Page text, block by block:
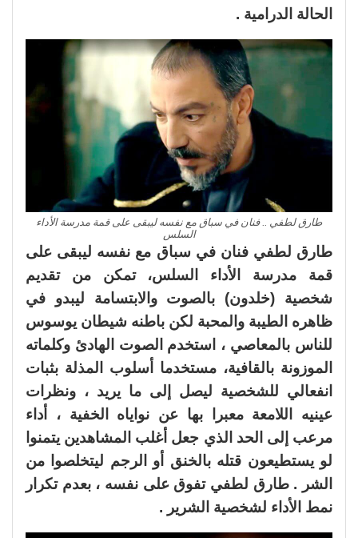
الحالة الدرامية .
طارق لطفي .. فنان في سباق مع نفسه ليبقى على قمة مدرسة الأداء
السلس
طارق لطفي فنان في سباق مع نفسه ليبقى على
قمة مدرسة الأداء السلس، تمكن من تقديم
شخصية (خلدون) بالصوت والابتسامة ليبدو في
ظاهره الطيبة والمحبة لكن باطنه شيطان يوسوس
للناس بالمعاصي ، استخدم الصوت الهادئ وكلماته
الموزونة بالقافية، مستخدما أسلوب المذلة بثبات
انفعالي للشخصية ليصل إلى ما يريد ، ونظرات
عينيه اللامعة معبرا بها عن نواياه الخفية ، أداء
مرعب إلى الحد الذي جعل أغلب المشاهدين يتمنوا
لو يستطيعون قتله بالخنق أو الرجم ليتخلصوا من
الشر . طارق لطفي تفوق على نفسه ، بعدم تكرار
نمط الأداء لشخصية الشرير .